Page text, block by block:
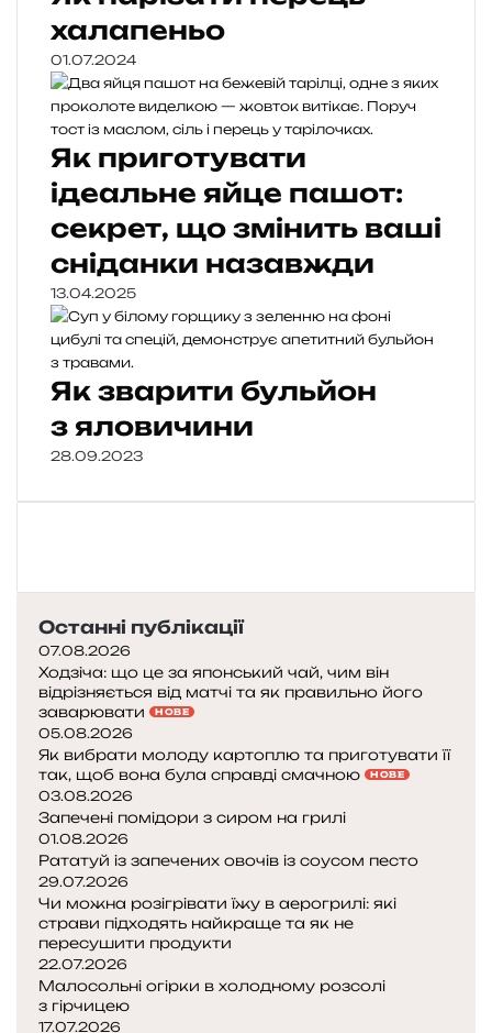
халапеньо
01.07.2024
Як приготувати
ідеальне яйце пашот:
секрет, що змінить ваші
сніданки назавжди
13.04.2025
Як зварити бульйон
з яловичини
28.09.2023
Останні публікації
07.08.2026
Ходзіча: що це за японський чай, чим він
відрізняється від матчі та як правильно його
заварювати
НОВЕ
05.08.2026
Як вибрати молоду картоплю та приготувати її
так, щоб вона була справді смачною
НОВЕ
03.08.2026
Запечені помідори з сиром на грилі
01.08.2026
Рататуй із запечених овочів із соусом песто
29.07.2026
Чи можна розігрівати їжу в аерогрилі: які
страви підходять найкраще та як не
пересушити продукти
22.07.2026
Малосольні огірки в холодному розсолі
з гірчицею
17.07.2026